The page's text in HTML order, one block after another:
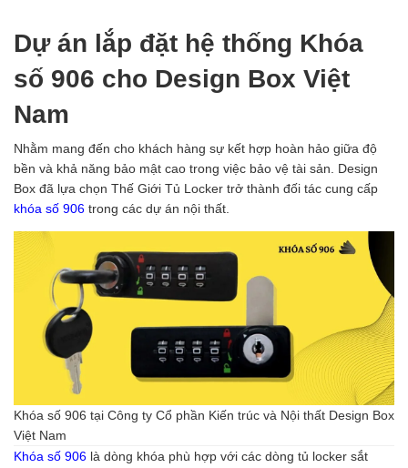
Dự án lắp đặt hệ thống Khóa
số 906 cho Design Box Việt
Nam
Nhằm mang đến cho khách hàng sự kết hợp hoàn hảo giữa độ
bền và khả năng bảo mật cao trong việc bảo vệ tài sản. Design
Box đã lựa chọn Thế Giới Tủ Locker trở thành đối tác cung cấp
khóa số 906 trong các dự án nội thất.
Khóa số 906 tại Công ty Cổ phần Kiến trúc và Nội thất Design Box
Việt Nam
Khóa số 906 là dòng khóa phù hợp với các dòng tủ locker sắt